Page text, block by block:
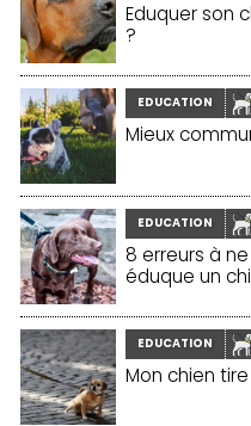
Eduquer son
?
EDUCATION
Mieux
EDUCATION
8 erreurs à
éduque un
EDUCATION
Mon chien